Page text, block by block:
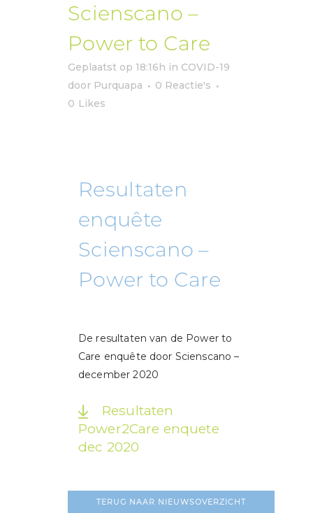
Scienscano –
Power to Care
Geplaatst op 18:16h in COVID-19
door Purquapa
0 Reactie's
0 Likes
Resultaten
enquête
Scienscano –
Power to Care
De resultaten van de Power to
Care enquête door Scienscano –
december 2020
Resultaten
Power2Care enquete
dec 2020
TERUG NAAR NIEUWSOVERZICHT